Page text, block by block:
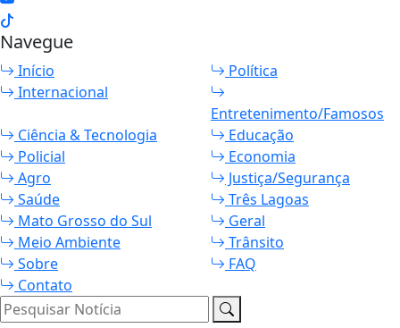
Navegue
Início
Política
Internacional
Entretenimento/Famosos
Ciência & Tecnologia
Educação
Policial
Economia
Agro
Justiça/Segurança
Saúde
Três Lagoas
Mato Grosso do Sul
Geral
Meio Ambiente
Trânsito
Sobre
FAQ
Contato
Pesquisar Notícia